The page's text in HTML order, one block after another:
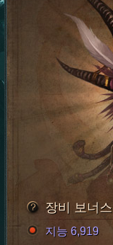
장비 보너스
지능 6,919